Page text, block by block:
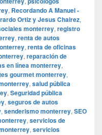
, Recordando A Manuel -
Ortiz y Jesus Chairez,
monterrey, registro
, renta de autos
, renta de oficinas
, reparación de
en línea monterrey,
gourmet monterrey,
, salud pública
, Seguridad pública
, seguros de autos
, senderismo monterrey, SEO
, servicios de
, servicios